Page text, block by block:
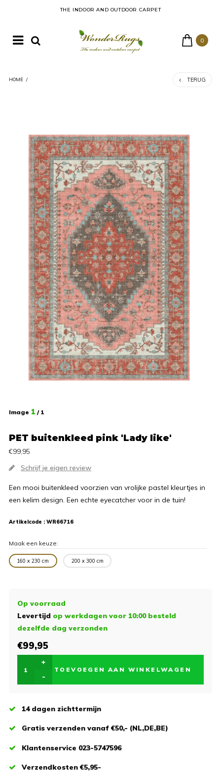
THE INDOOR AND OUTDOOR CARPET
0
HOME / TERUG
Image 1 / 1
PET buitenkleed pink 'Lady like'
€99,95
Schrijf je eigen review
Een mooi buitenkleed voorzien van vrolijke pastel kleurtjes in
een kelim design. Een echte eyecatcher voor in de tuin!
Artikelcode : WR66716
Maak een keuze:
160 x 230 cm 200 x 300 cm
Op voorraad
Levertijd op werkdagen voor 10:00 besteld
dezelfde dag verzonden
€99,95
+
-
TOEVOEGEN AAN WINKELWAGEN
14 dagen zichttermijn
Gratis verzenden vanaf €50,- (NL,DE,BE)
Klantenservice 023-5747596
Verzendkosten €5,95-